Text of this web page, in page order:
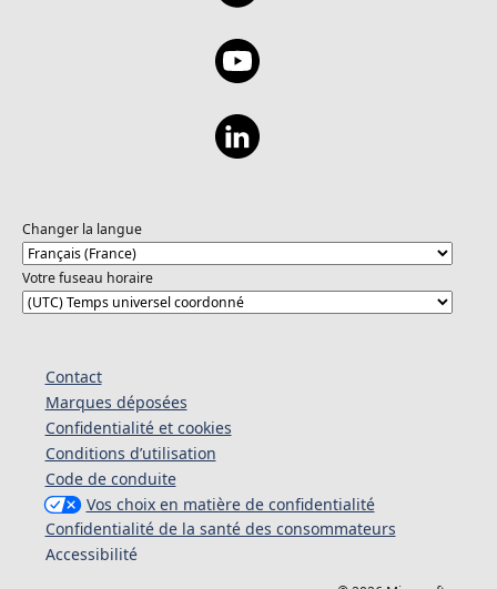
Changer la langue
Votre fuseau horaire
Contact
Marques déposées
Confidentialité et cookies
Conditions d’utilisation
Code de conduite
Vos choix en matière de confidentialité
Confidentialité de la santé des consommateurs
Accessibilité